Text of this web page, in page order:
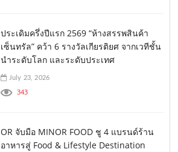
ประเดิมครึ่งปีแรก 2569 “ห้างสรรพสินค้า
เซ็นทรัล” คว้า 6 รางวัลเกียรติยศ จากเวทีชั้น
นำระดับโลก และระดับประเทศ
July 23, 2026
343
OR จับมือ MINOR FOOD ชู 4 แบรนด์ร้าน
อาหารสู่ Food & Lifestyle Destination